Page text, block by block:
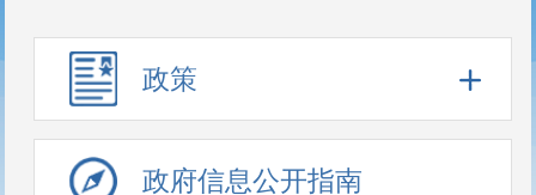
政策
政府信息公开指南